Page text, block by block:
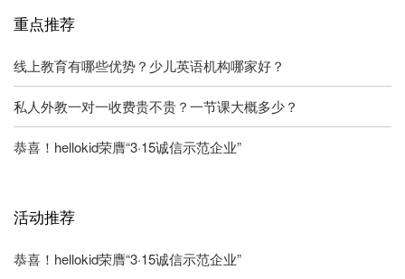
重点推荐
线上教育有哪些优势？少儿英语机构哪家好？
私人外教一对一收费贵不贵？一节课大概多少？
恭喜！hellokid荣膺“3·15诚信示范企业”
活动推荐
恭喜！hellokid荣膺“3·15诚信示范企业”